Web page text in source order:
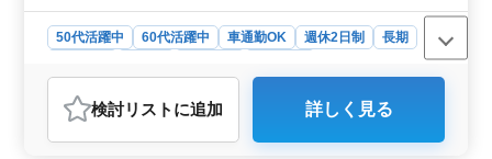
かして、厨房で活躍してみませんか？
50代活躍中 60代活躍中 車通勤OK 週休2日制
長期
おすすめポイント
＜完全週休2日制の魅力＞ この求人は、完全週休2日制
検討リスト に追加 詳しく見る